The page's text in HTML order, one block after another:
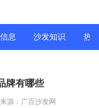
息 沙发知识 热
牌有哪些
源：广百沙发网